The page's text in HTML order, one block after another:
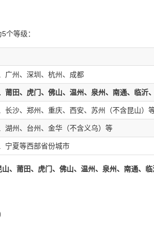
个等级：
广州、深圳、杭州、成都
莆田、虎门、佛山、温州、泉州、南通、临沂
长沙、郑州、重庆、西安、苏州（不含昆山）
湖州、台州、金华（不含义乌）等
宁夏等西部省份城市
、莆田、虎门、佛山、温州、泉州、南通、临